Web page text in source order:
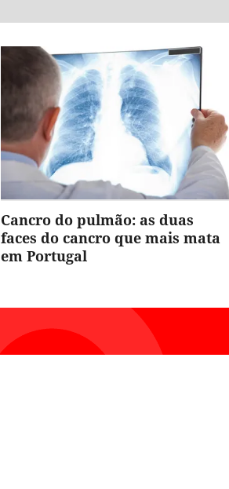
Cancro do pulmão: as duas
faces do cancro que mais mata
em Portugal